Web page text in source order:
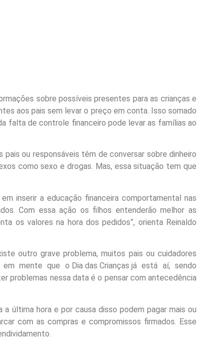
sobre possíveis presentes para as crianças e
aos pais sem levar o preço em conta. Isso somado
falta de controle financeiro pode levar as famílias ao
ou responsáveis têm de conversar sobre dinheiro
como sexo e drogas. Mas, essa situação tem que
inserir a educação financeira comportamental nas
Com essa ação os filhos entenderão melhor as
os valores na hora dos pedidos”, orienta Reinaldo
outro grave problema, muitos pais ou cuidadores
mente que o Dia das Crianças já está aí, sendo
problemas nessa data é o pensar com antecedência
última hora e por causa disso podem pagar mais ou
com as compras e compromissos firmados. Esse